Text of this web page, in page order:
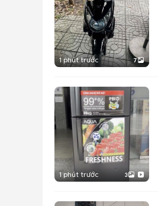
1 phút trước 7
1 phút trước 3